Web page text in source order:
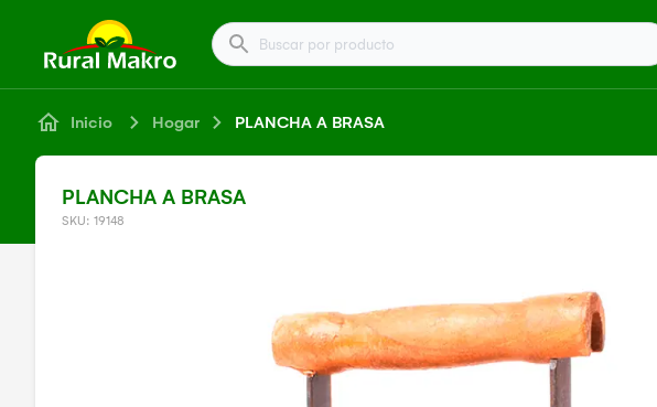
Buscar por producto
Inicio Hogar PLANCHA A BRASA
PLANCHA A BRASA
SKU: 19148